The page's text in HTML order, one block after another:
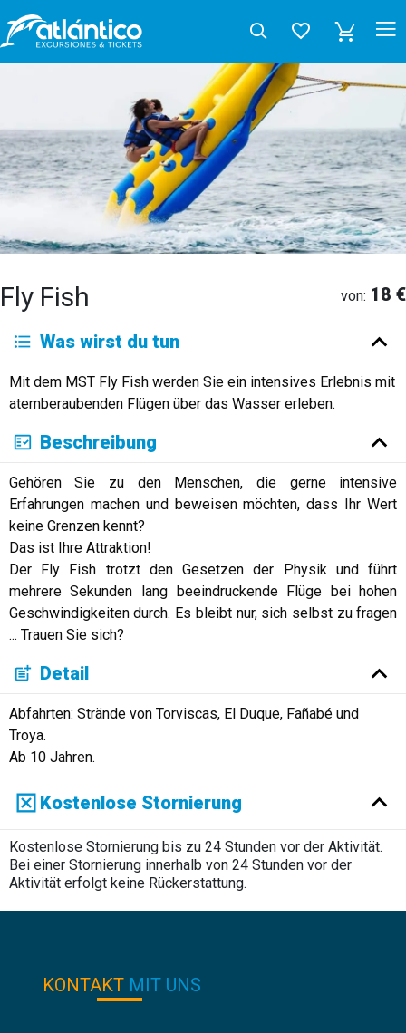
Fly Fish von: 18 €
Was wirst du tun
Mit dem MST Fly Fish werden Sie ein intensives Erlebnis mit
atemberaubenden Flügen über das Wasser erleben.
Beschreibung
Gehören Sie zu den Menschen, die gerne intensive
Erfahrungen machen und beweisen möchten, dass Ihr Wert
keine Grenzen kennt?
Das ist Ihre Attraktion!
Der Fly Fish trotzt den Gesetzen der Physik und führt
mehrere Sekunden lang beeindruckende Flüge bei hohen
Geschwindigkeiten durch. Es bleibt nur, sich selbst zu fragen
... Trauen Sie sich?
Detail
Abfahrten: Strände von Torviscas, El Duque, Fañabé und
Troya.
Ab 10 Jahren.
Kostenlose Stornierung
Kostenlose Stornierung bis zu 24 Stunden vor der Aktivität.
Bei einer Stornierung innerhalb von 24 Stunden vor der
Aktivität erfolgt keine Rückerstattung.
KONTAKT MIT UNS